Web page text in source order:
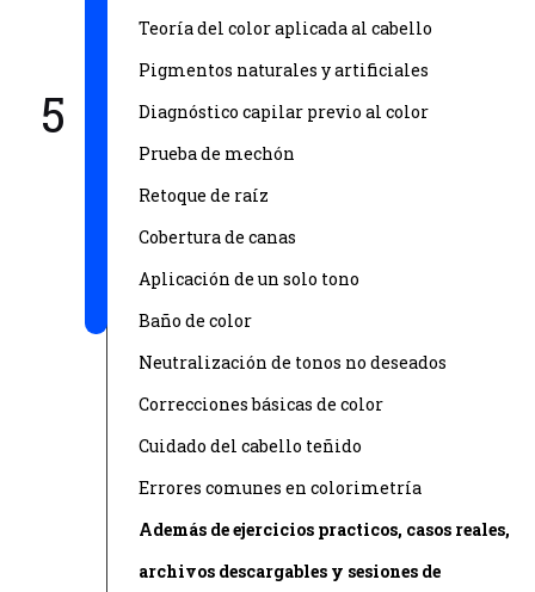
5
Teoría del color aplicada al cabello
Pigmentos naturales y artificiales
Diagnóstico capilar previo al color
Prueba de mechón
Retoque de raíz
Cobertura de canas
Aplicación de un solo tono
Baño de color
Neutralización de tonos no deseados
Correcciones básicas de color
Cuidado del cabello teñido
Errores comunes en colorimetría
Además de ejercicios practicos, casos reales,
archivos descargables y sesiones de